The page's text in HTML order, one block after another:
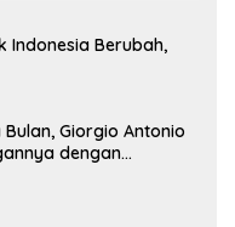
Indonesia Berubah,
Giorgio Antonio
dengan